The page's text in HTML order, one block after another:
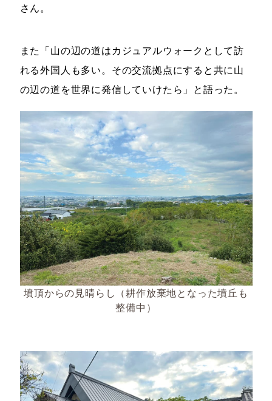
さん。
また「山の辺の道はカジュアルウォークとして訪
れる外国人も多い。その交流拠点にすると共に山
の辺の道を世界に発信していけたら」と語った。
墳頂からの見晴らし（耕作放棄地となった墳丘も
整備中）